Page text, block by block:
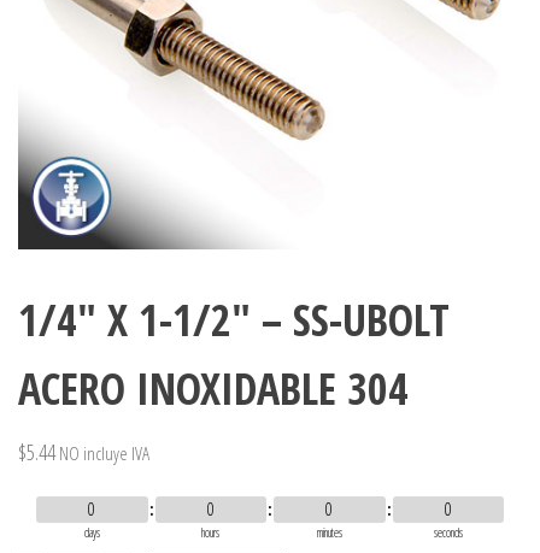
1/4″ X 1-1/2″ – SS-UBOLT
ACERO INOXIDABLE 304
$5.44 NO incluye IVA
0
days
0
hours
0
minutes
0
seconds